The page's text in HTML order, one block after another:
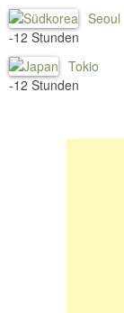
Seoul
-12 Stunden
Tokio
-12 Stunden